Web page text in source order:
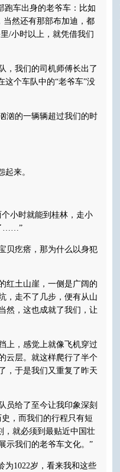
跑车出身的老爷车：比如
当然还有那部布加迪，都
/小时以上，就凭借我们
我们的司机师傅长出了
这个车队中的“老爷车”没
的一辆辆超过我们的时
来。
小时就能到桂林，走小
……”
疙瘩，那为什么以身犯
土山崖，一侧是广阔的
，走不了几步，便有从山
然，这也成就了我们，让
，感觉上就像飞机穿过
云层。就这样爬行了半个
，于是我们又重复了昨天
给了至今让我印象深刻
，而我们的行程只有短
，就必须到最贴近中国壮
示我们的老爷车文化。”
1022岁，看来我和这些